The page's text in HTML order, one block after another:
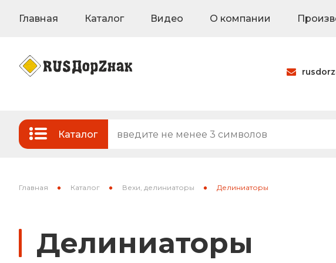
Главная Каталог Видео О компании
Каталог
Стандартные и временные дорожные знаки
Знаки на флуоресцентном фоне
Знаки вертикальной разметки
Главная Каталог Вехи, делиниаторы Делиниаторы
Делиниаторы